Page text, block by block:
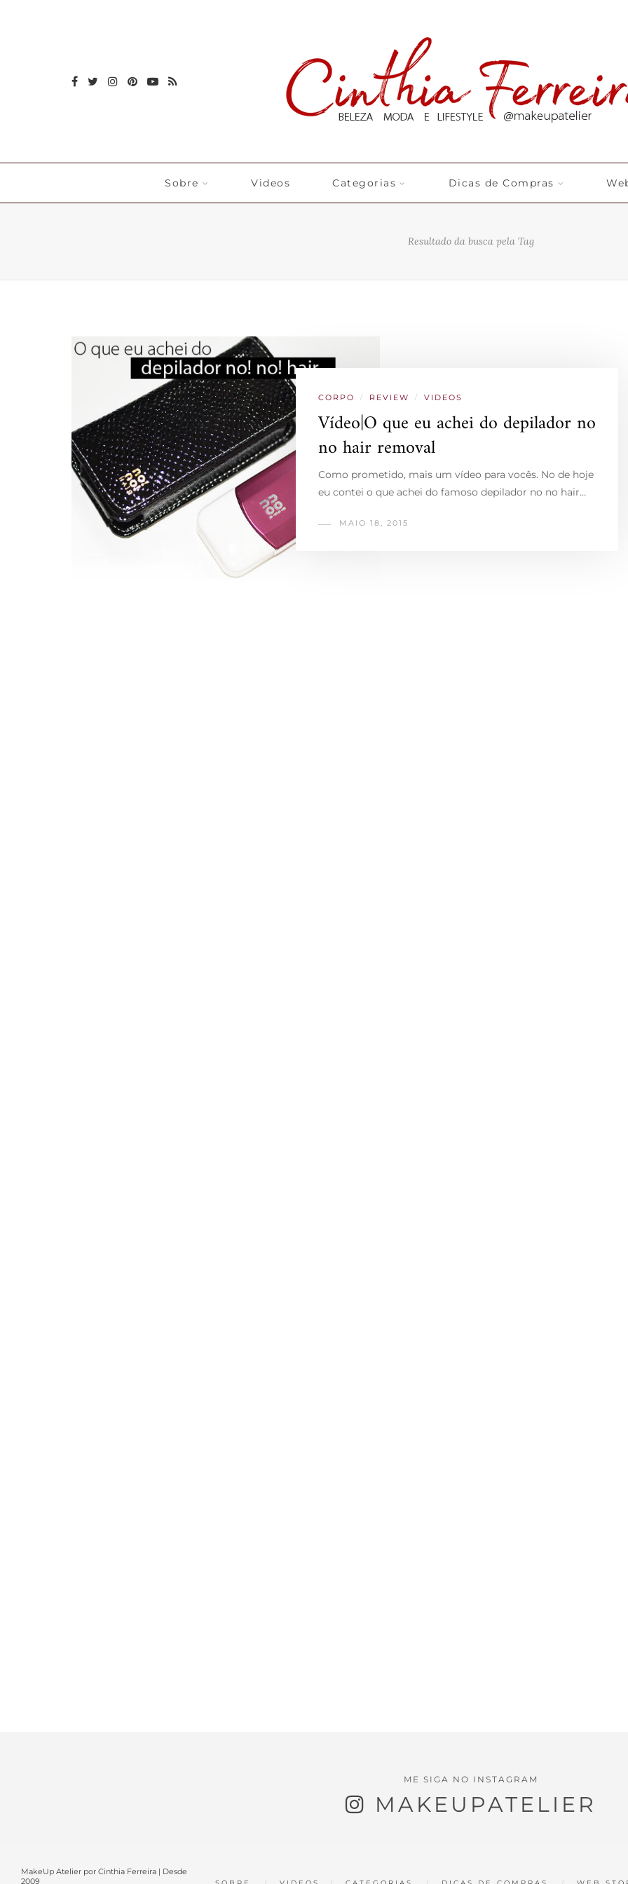
Sobre Videos Categorias Dicas de Compras
Resultado da busca pela Tag
CORPO / REVIEW / VIDEOS
Vídeo|O que eu achei do depilador no
no hair removal
Como prometido, mais um vídeo para vocês. No de hoje
eu contei o que achei do famoso depilador no no hair…
MAIO 18, 2015
ME SIGA NO INSTAGRAM
MAKEUPATELIER
MakeUp Atelier por Cinthia Ferreira | Desde
2009